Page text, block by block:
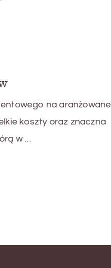
na aranżowane
koszty oraz znaczna
w …